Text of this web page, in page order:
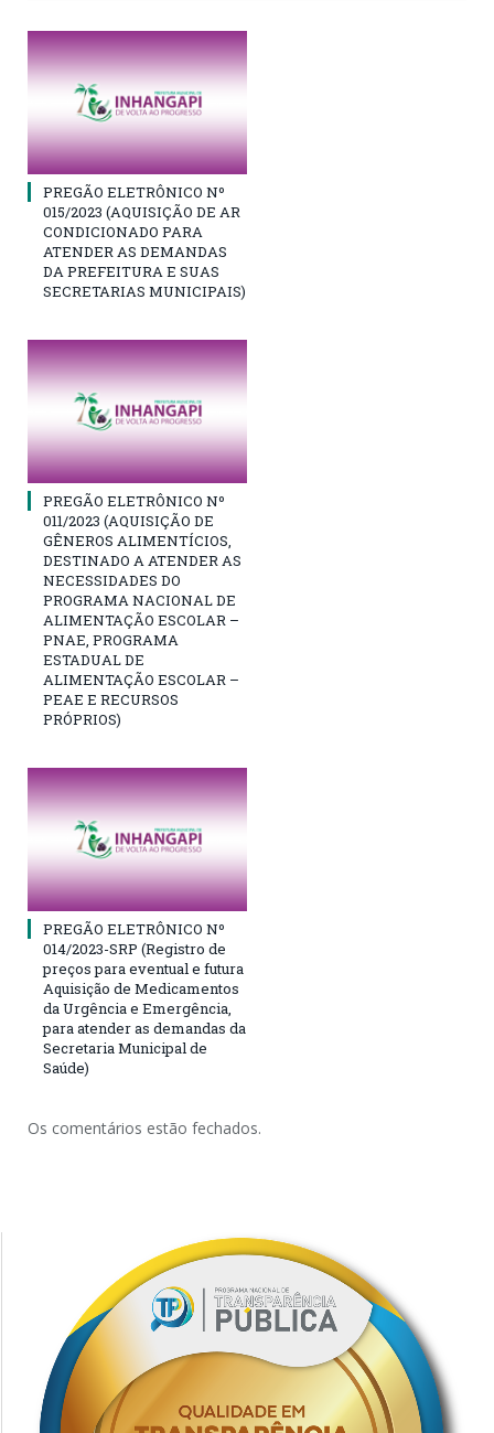
PREGÃO ELETRÔNICO Nº
015/2023 (AQUISIÇÃO DE AR
CONDICIONADO PARA
ATENDER AS DEMANDAS
DA PREFEITURA E SUAS
SECRETARIAS MUNICIPAIS)
PREGÃO ELETRÔNICO Nº
011/2023 (AQUISIÇÃO DE
GÊNEROS ALIMENTÍCIOS,
DESTINADO A ATENDER AS
NECESSIDADES DO
PROGRAMA NACIONAL DE
ALIMENTAÇÃO ESCOLAR –
PNAE, PROGRAMA
ESTADUAL DE
ALIMENTAÇÃO ESCOLAR –
PEAE E RECURSOS
PRÓPRIOS)
PREGÃO ELETRÔNICO Nº
014/2023-SRP (Registro de
preços para eventual e futura
Aquisição de Medicamentos
da Urgência e Emergência,
para atender as demandas da
Secretaria Municipal de
Saúde)
Os comentários estão fechados.